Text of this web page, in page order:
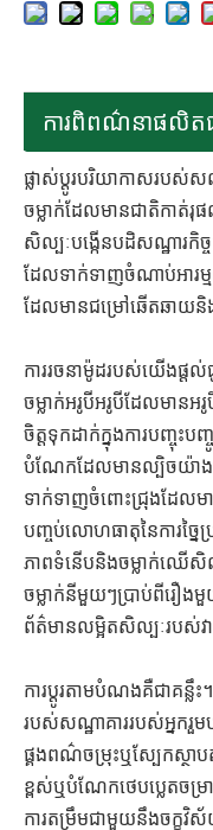
ការពិពណ៌នាផលិ
ផ្លាស់ប្តូរបរិយាកាសរបស់ស
ចម្លាក់ដែលមានជាតិកាត់
សិល្បៈបង្កើនបដិសណ្ឋារកិច្
ដែលទាក់ទាញចំណាប់អារ
ដែលមានជម្រៅឆើតឆាយនិ
ការរចនាម៉ូដរបស់យើងផ្តល់
ចម្លាក់អរូបីអរូបីដែលមានអ
ចិត្តទុកដាក់ក្នុងការបញ្ចុ
បំណែកដែលមានល្បិចយ៉ាង
ទាក់ទាញចំពោះជ្រុងដែលមា
បញ្ចប់លោហធាតុនៃការច្ន
ភាពទំនើបនិងចម្លាក់ឈើសិ
ចម្លាក់នីមួយៗប្រាប់ពីរឿង
ព័ត៌មានលម្អិតសិល្បៈរបស់វ
ការប្តូរតាមបំណងគឺជាគន្លឹះ។
របស់សណ្ឋាគាររបស់អ្នករួម
ផ្គងពណ៌ចម្រុះឬស្បែកស្ថាប
ខ្ពស់ឬបំណែកថេបប្លេតចម្រ
ការតម្រឹមជាមួយនឹងចក្ខុវិ